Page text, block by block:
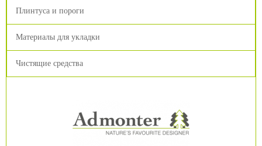
Плинтуса и пороги
Материалы для укладки
Чистящие средства